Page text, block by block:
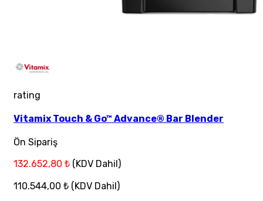
rating
Vitamix Touch & Go™ Advance® Bar Blender
Ön Sipariş
132.652,80 ₺ (KDV Dahil)
110.544,00 ₺ (KDV Dahil)